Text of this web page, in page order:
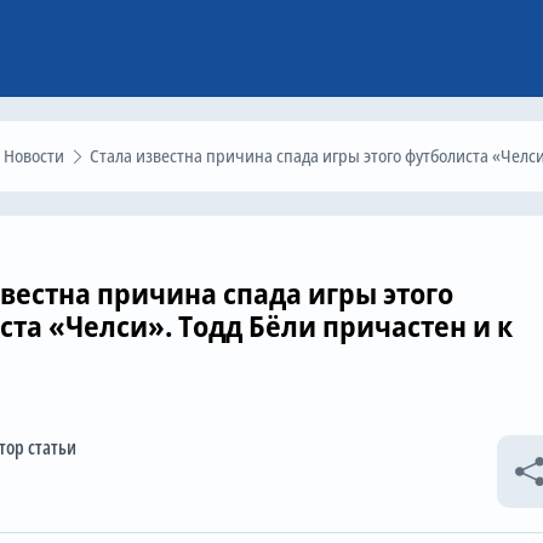
Новости Стала известна причина спада игры этого футболиста «Челси». Тодд Бёли причастен и к этому
причина спада игры этого
«Челси». Тодд Бёли причастен и к
статьи